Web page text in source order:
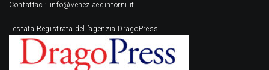
Contattaci: info@veneziaedintorni.it
Testata Registrata dell’agenzia DragoPress